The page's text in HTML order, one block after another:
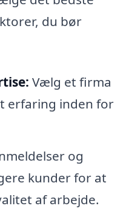
du bør
Vælg et firma
erfaring inden for
og
kunder for at
af arbejde.